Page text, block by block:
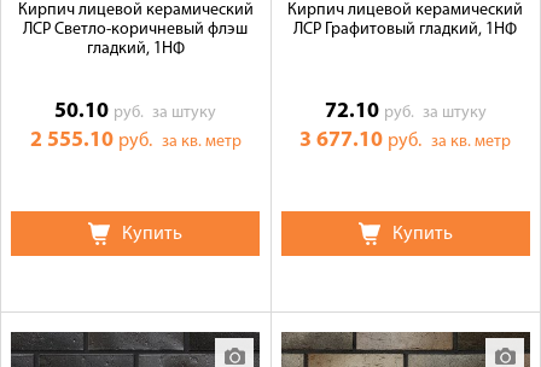
Кирпич лицевой керамический
ЛСР Светло-коричневый флэш
гладкий, 1НФ
50.10 руб.за штуку
2 555.10 руб. за кв. метр
Купить
Кирпич лицевой керамический
ЛСР Графитовый гладкий, 1НФ
72.10 руб. за штуку
3 677.10 руб.за кв. метр
Купить